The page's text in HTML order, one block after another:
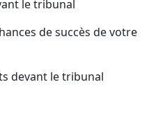
le tribunal
de succès de votre
devant le tribunal